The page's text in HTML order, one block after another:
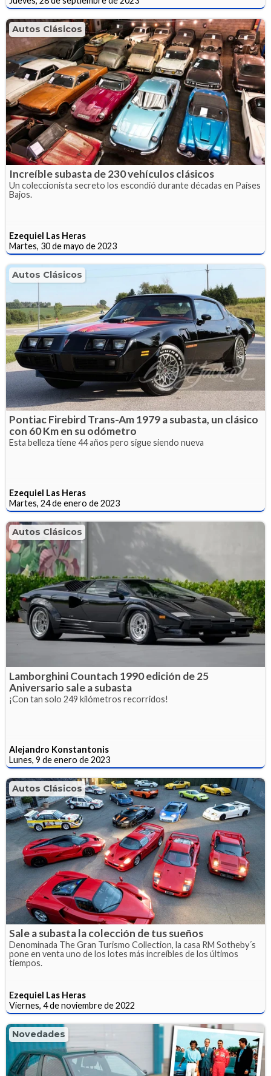
Autos Clásicos
Increíble subasta de 230 vehículos clásicos
Un coleccionista secreto los escondió durante décadas en Países
Bajos.
Ezequiel Las Heras
Martes, 30 de mayo de 2023
Autos Clásicos
Pontiac Firebird Trans-Am 1979 a subasta, un clásico
con 60 Km en su odómetro
Esta belleza tiene 44 años pero sigue siendo nueva
Ezequiel Las Heras
Martes, 24 de enero de 2023
Autos Clásicos
Lamborghini Countach 1990 edición de 25
Aniversario sale a subasta
¡Con tan solo 249 kilómetros recorridos!
Alejandro Konstantonis
Lunes, 9 de enero de 2023
Autos Clásicos
Sale a subasta la colección de tus sueños
Denominada The Gran Turismo Collection, la casa RM Sotheby´s
pone en venta uno de los lotes más increíbles de los últimos
tiempos.
Ezequiel Las Heras
Viernes, 4 de noviembre de 2022
Novedades